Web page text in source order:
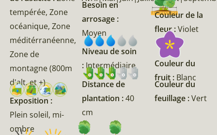
tempérée, Zone
océanique, Zone
méditérranéenne,
Zone de
montagne (800m
d'alt. et +)
Exposition :
Plein soleil, mi-
ombre
Besoin en
arrosage :
Moyen
Niveau de soin
: Intermédiaire
Distance de
plantation :40
cm
Couleur de la
fleur :Violet
Couleur du
fruit : Blanc
Couleur du
feuillage :Vert